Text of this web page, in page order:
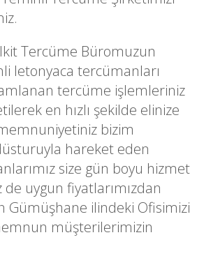
Tercüme Büromuzun
letonyaca tercümanları
tercüme işlemleriniz
en hızlı şekilde elinize
bizim
hareket eden
size gün boyu hizmet
uygun fiyatlarımızdan
Gümüşhane ilindeki Ofisimizi
müşterilerimizin